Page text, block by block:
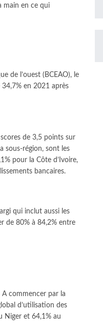
main en ce qui
de l’ouest (BCEAO), le
en 2021 après
de 3,5 points sur
sous-région, sont les
pour la Côte d’Ivoire,
bancaires.
qui inclut aussi les
de 80% à 84,2% entre
commencer par la
d’utilisation des
Niger et 64,1% au